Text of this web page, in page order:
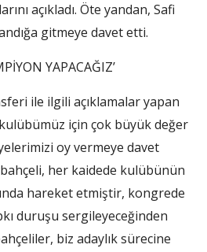
açıkladı. Öte yandan, Safi
gitmeye davet etti.
YAPACAĞIZ’
ile ilgili açıklamalar yapan
için çok büyük değer
oy vermeye davet
her kaidede kulübünün
hareket etmiştir, kongrede
duruşu sergileyeceğinden
biz adaylık sürecine